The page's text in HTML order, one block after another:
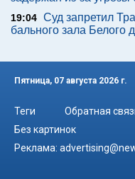
19:04 Суд запретил
бального зала Белого
Пятница, 07 августа 2026 г.
Теги Обратная
Без картинок
Реклама: